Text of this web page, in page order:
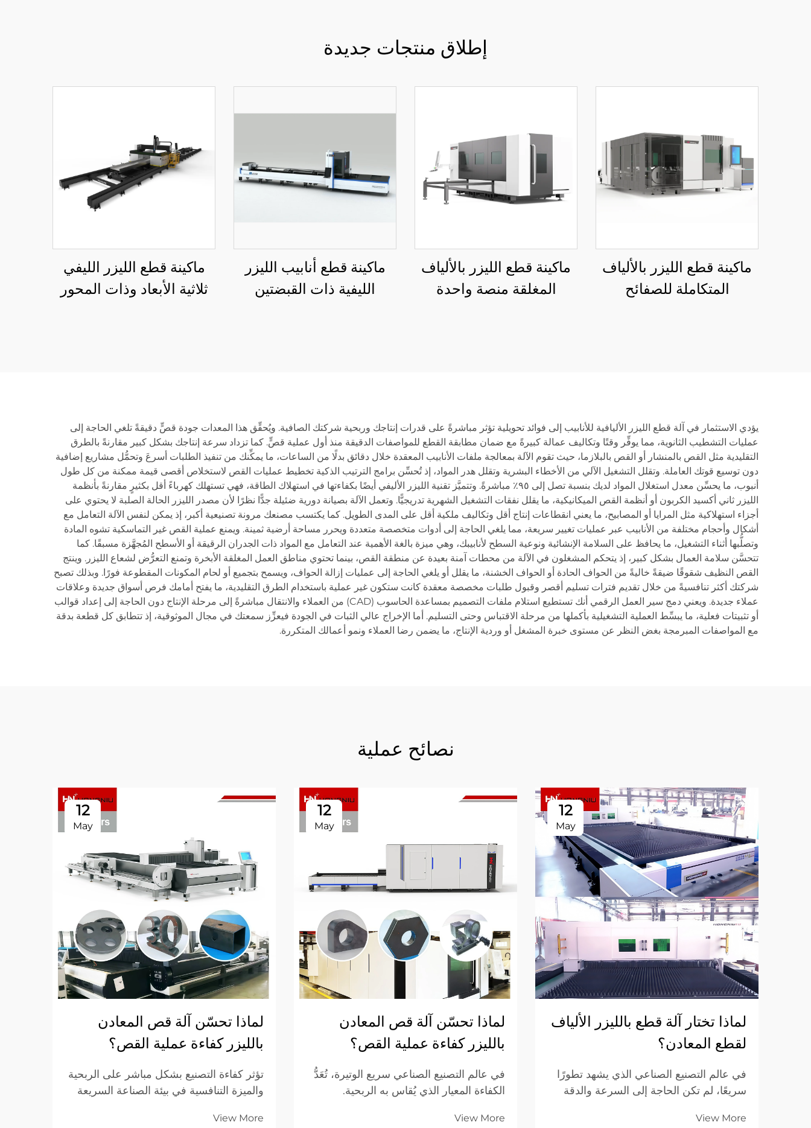
إطلاق منتجات جديدة
ماكينة قطع الليزر بالألياف
المتكاملة للصفائح
ماكينة قطع الليزر بالألياف
المغلقة منصة واحدة
ماكينة قطع أنابيب الليزر
الليفية ذات القبضتين
ماكينة قطع الليزر الليفي
ثلاثية الأبعاد وذات المحور
يؤدي الاستثمار في آلة قطع الليزر الأليافية للأنابيب إلى فوائد تحويلية تؤثر مباشرةً على قدرات إنتاجك وربحية شركتك الصافية. ويُحقِّق هذا المعدات جودة قصٍّ دقيقةً تلغي الحاجة إلى
عمليات التشطيب الثانوية، مما يوفِّر وقتًا وتكاليف عمالة كبيرةً مع ضمان مطابقة القطع للمواصفات الدقيقة منذ أول عملية قصٍّ. كما تزداد سرعة إنتاجك بشكل كبير مقارنةً بالطرق
التقليدية مثل القص بالمنشار أو القص بالبلازما، حيث تقوم الآلة بمعالجة ملفات الأنابيب المعقدة خلال دقائق بدلًا من الساعات، ما يمكِّنك من تنفيذ الطلبات أسرعَ وتحمُّل مشاريع إضافية
دون توسيع قوتك العاملة. وتقلل التشغيل الآلي من الأخطاء البشرية وتقلل هدر المواد، إذ تُحسِّن برامج الترتيب الذكية تخطيط عمليات القص لاستخلاص أقصى قيمة ممكنة من كل طول
أنبوب، ما يحسِّن معدل استغلال المواد لديك بنسبة تصل إلى ٩٥٪ مباشرةً. وتتميَّز تقنية الليزر الأليفي أيضًا بكفاءتها في استهلاك الطاقة، فهي تستهلك كهرباءً أقل بكثيرٍ مقارنةً بأنظمة
الليزر ثاني أكسيد الكربون أو أنظمة القص الميكانيكية، ما يقلل نفقات التشغيل الشهرية تدريجيًّا. وتعمل الآلة بصيانة دورية ضئيلة جدًّا نظرًا لأن مصدر الليزر الحالة الصلبة لا يحتوي على
أجزاء استهلاكية مثل المرايا أو المصابيح، ما يعني انقطاعات إنتاج أقل وتكاليف ملكية أقل على المدى الطويل. كما يكتسب مصنعك مرونة تصنيعية أكبر، إذ يمكن لنفس الآلة التعامل مع
أشكال وأحجام مختلفة من الأنابيب عبر عمليات تغيير سريعة، مما يلغي الحاجة إلى أدوات متخصصة متعددة ويحرر مساحة أرضية ثمينة. ويمنع عملية القص غير التماسكية تشوه المادة
وتصلُّبها أثناء التشغيل، ما يحافظ على السلامة الإنشائية ونوعية السطح لأنابيبك، وهي ميزة بالغة الأهمية عند التعامل مع المواد ذات الجدران الرقيقة أو الأسطح المُجهَّزة مسبقًا. كما
تتحسَّن سلامة العمال بشكل كبير، إذ يتحكم المشغلون في الآلة من محطات آمنة بعيدة عن منطقة القص، بينما تحتوي مناطق العمل المغلقة الأبخرة وتمنع التعرُّض لشعاع الليزر. وينتج
القص النظيف شقوقًا ضيقةً خاليةً من الحواف الحادة أو الحواف الخشنة، ما يقلل أو يلغي الحاجة إلى عمليات إزالة الحواف، ويسمح بتجميع أو لحام المكونات المقطوعة فورًا. وبذلك تصبح
شركتك أكثر تنافسيةً من خلال تقديم فترات تسليم أقصر وقبول طلبات مخصصة معقدة كانت ستكون غير عملية باستخدام الطرق التقليدية، ما يفتح أمامك فرص أسواق جديدة وعلاقات
عملاء جديدة. ويعني دمج سير العمل الرقمي أنك تستطيع استلام ملفات التصميم بمساعدة الحاسوب (CAD) من العملاء والانتقال مباشرةً إلى مرحلة الإنتاج دون الحاجة إلى إعداد قوالب
أو تثبيتات فعلية، ما يبسِّط العملية التشغيلية بأكملها من مرحلة الاقتباس وحتى التسليم. أما الإخراج عالي الثبات في الجودة فيعزِّز سمعتك في مجال الموثوقية، إذ تتطابق كل قطعة بدقة
مع المواصفات المبرمجة بغض النظر عن مستوى خبرة المشغل أو وردية الإنتاج، ما يضمن رضا العملاء ونمو أعمالك المتكررة.
نصائح عملية
12
May
لماذا تختار آلة قطع بالليزر الألياف
لقطع المعادن؟
في عالم التصنيع الصناعي الذي يشهد تطورًا
سريعًا، لم تكن الحاجة إلى السرعة والدقة
وللمؤسسات التي تعمل في مجال تصنيع
View More
12
May
لماذا تحسّن آلة قص المعادن
بالليزر كفاءة عملية القص؟
في عالم التصنيع الصناعي سريع الوتيرة، تُعَدُّ
الكفاءة المعيار الذي يُقاس به الربحية.
الانتقال من طرق القطع الميكانيكية التقليدية
View More
12
May
لماذا تحسّن آلة قص المعادن
بالليزر كفاءة عملية القص؟
تؤثر كفاءة التصنيع بشكل مباشر على الربحية
والميزة التنافسية في بيئة الصناعة السريعة
المعادن التقليدية صعوبات في تلبية متطلبات
View More